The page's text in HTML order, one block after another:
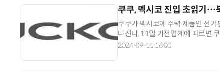
쿠쿠, 멕시코 진입 초읽기…
쿠쿠가 멕시코에 주력 제품인 전
나선다. 11일 가전업계에 따르면
마무리 단계에 들어섰다. 현지 대
2024-09-11 16:00